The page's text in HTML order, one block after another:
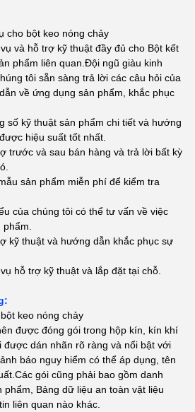
cho bột keo nóng chảy
và hỗ trợ kỹ thuật đầy đủ cho Bột kết
phẩm liên quan.Đội ngũ giàu kinh
tôi sẵn sàng trả lời các câu hỏi của
về ứng dụng sản phẩm, khắc phục
số kỹ thuật sản phẩm chi tiết và hướng
hiệu suất tốt nhất.
trước và sau bán hàng và trả lời bất kỳ
sản phẩm miễn phí để kiểm tra
của chúng tôi có thể tư vấn về việc
kỹ thuật và hướng dẫn khắc phục sự
hỗ trợ kỹ thuật và lắp đặt tại chỗ.
keo nóng chảy
được đóng gói trong hộp kín, kín khí
được dán nhãn rõ ràng và nổi bật với
báo nguy hiểm có thể áp dụng, tên
gói cũng phải bao gồm danh
phẩm, Bảng dữ liệu an toàn vật liệu
liên quan nào khác.